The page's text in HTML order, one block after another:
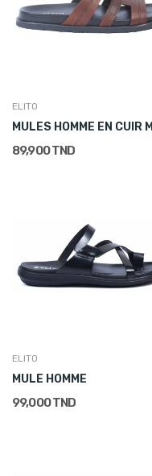
ELITO
89,900 TND
ELITO
MULE HOMME
99,000 TND